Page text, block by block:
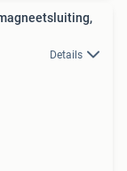
Details